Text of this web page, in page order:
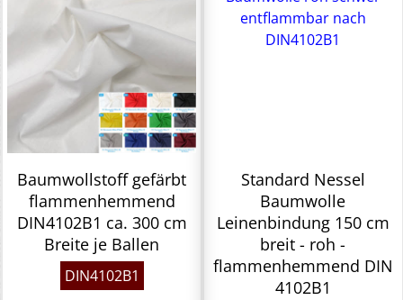
Baumwollstoff gefärbt
flammenhemmend
DIN4102B1 ca. 300 cm
Breite je Ballen
DIN4102B1
Standard Nessel
Baumwolle
Leinenbindung 150 cm
breit - roh -
flammenhemmend DIN
4102B1